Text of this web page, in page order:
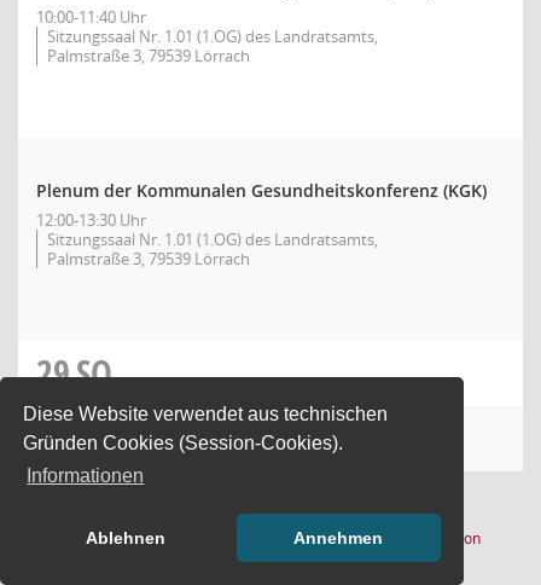
Diese Website verwendet aus technischen
Gründen Cookies (Session-Cookies).
Informationen
Ablehnen Annehmen
10:00-11:40 Uhr
Sitzungssaal Nr. 1.01 (1.OG) des Landratsamts,
Palmstraße 3, 79539 Lörrach
Plenum der Kommunalen Gesundheitskonferenz (KGK)
12:00-13:30 Uhr
Sitzungssaal Nr. 1.01 (1.OG) des Landratsamts,
Palmstraße 3, 79539 Lörrach
29SO
30MO
Software:Sitzungsdienst Session(Wird in